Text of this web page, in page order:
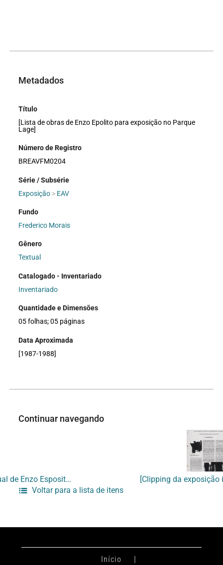
Metadados
Título
[Lista de obras de Enzo Epolito para exposição no Parque
Lage]
Número de Registro
BREAVFM0204
Série / Subsérie
Exposição > EAV
Fundo
Frederico Morais
Gênero
Textual
Catalogado - Inventariado
Inventariado
Quantidade e Dimensões
05 folhas; 05 páginas
Data Aproximada
[1987-1988]
Continuar navegando
[Texto crítico para exposição individual de Enzo Esposito no Studio Marconi]
Voltar para a lista de itens
Início